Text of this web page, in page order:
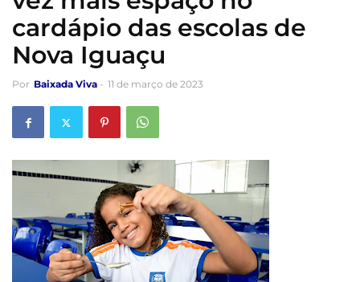
cardápio das escolas de
Nova Iguaçu
Por Baixada Viva - 11 de março de 2023